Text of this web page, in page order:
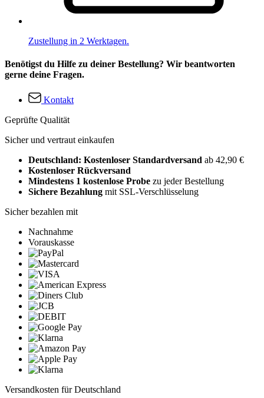
Zustellung in 2 Werktagen.
Benötigst du Hilfe zu deiner Bestellung? Wir beantworten
gerne deine Fragen.
Kontakt
Geprüfte Qualität
Sicher und vertraut einkaufen
Deutschland: Kostenloser Standardversand ab 42,90 €
Kostenloser Rückversand
Mindestens 1 kostenlose Probe zu jeder Bestellung
Sichere Bezahlung mit SSL-Verschlüsselung
Sicher bezahlen mit
Nachnahme
Vorauskasse
Versandkosten für Deutschland